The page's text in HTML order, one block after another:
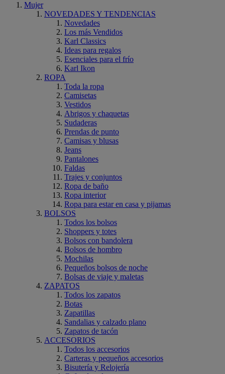
Mujer
NOVEDADES Y TENDENCIAS
Novedades
Los más Vendidos
Karl Classics
Ideas para regalos
Esenciales para el frío
Karl Ikon
ROPA
Toda la ropa
Camisetas
Vestidos
Abrigos y chaquetas
Sudaderas
Prendas de punto
Camisas y blusas
Jeans
Pantalones
Faldas
Trajes y conjuntos
Ropa de baño
Ropa interior
Ropa para estar en casa y pijamas
BOLSOS
Todos los bolsos
Shoppers y totes
Bolsos con bandolera
Bolsos de hombro
Mochilas
Pequeños bolsos de noche
Bolsas de viaje y maletas
ZAPATOS
Todos los zapatos
Botas
Zapatillas
Sandalias y calzado plano
Zapatos de tacón
ACCESORIOS
Todos los accesorios
Carteras y pequeños accesorios
Bisutería y Relojería